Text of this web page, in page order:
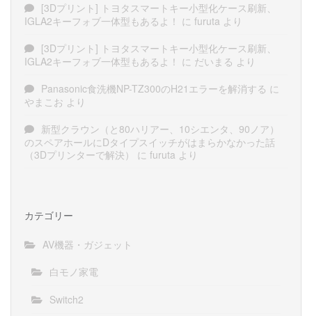
[3Dプリント] トヨタスマートキー小型化ケース刷新、
IGLA2キーフォブ一体型もあるよ！ に furuta より
[3Dプリント] トヨタスマートキー小型化ケース刷新、
IGLA2キーフォブ一体型もあるよ！ に だいまる より
Panasonic食洗機NP-TZ300のH21エラーを解消する に
やまこお より
新型クラウン（と80ハリアー、10シエンタ、90ノア）
のスペアホールにDタイプスイッチがはまらかなかった話
（3Dプリンターで解決）
に furuta より
カテゴリー
AV機器・ガジェット
白モノ家電
Switch2